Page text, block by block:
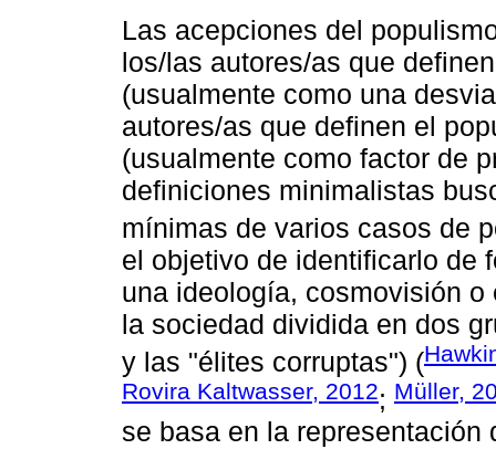
Las acepciones del
los/las autores/as que
(usualmente como una
autores/as que definen el
(usualmente como factor de
definiciones minimalistas
mínimas de varios casos de
el objetivo de identificarlo de
una ideología, cosmovisión
la sociedad dividida en dos
y las "élites corruptas") (
Rovira Kaltwasser, 2012; Müller,
se basa en la